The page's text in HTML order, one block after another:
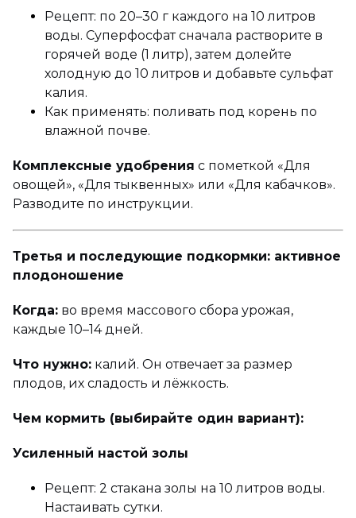
Рецепт: по 20–30 г каждого на 10 литров
воды. Суперфосфат сначала растворите в
горячей воде (1 литр), затем долейте
холодную до 10 литров и добавьте сульфат
калия.
Как применять: поливать под корень по
влажной почве.
Комплексные удобрения с пометкой «Для
овощей», «Для тыквенных» или «Для кабачков».
Разводите по инструкции.
Третья и последующие подкормки: активное
плодоношение
Когда: во время массового сбора урожая,
каждые 10–14 дней.
Что нужно: калий. Он отвечает за размер
плодов, их сладость и лёжкость.
Чем кормить (выбирайте один вариант):
Усиленный настой золы
Рецепт: 2 стакана золы на 10 литров воды.
Настаивать сутки.